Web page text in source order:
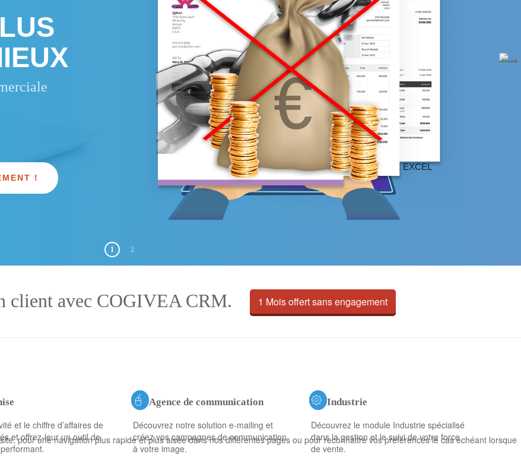
API WEB SERVICES
ENQUÊTES EN LIGNE
CAMPAGNES D'APPELS TÉLÉPHONIQUES
- AGENDAS AVEC RAPPELS
AUTOMATIQUES
- PIPELINES DES VENTES
KANBAN
- WORKFLOWS (RÈGLES DE
GESTIONS)
- CHAMPS PERSONNALISÉS
- GESTION RÔLES, PROFILS, GROUPES
- PUISSANT
DOCUMENTS
STATISTIQUES TABLEAUX DE BORDS
EXTRACTIONS, SYNCHRONISATIONS AVEC EXCEL
...
!
1 2
client avec COGIVEA CRM. 1 Mois offert sans engagement
et le chiffre d’affaires de
et offrez-leur un outil de
Agence de communication
Découvrez notre solution e-mailing et
créez vos campagnes de communication
à votre image.
Industrie
Découvrez le module Industrie spécialisé
dans la gestion et le suivi de votre force
de vente.
pour une navigation plus rapide et plus aisée dans nos différentes pages ou pour reconnaitre vos préférences le cas échéant lorsque